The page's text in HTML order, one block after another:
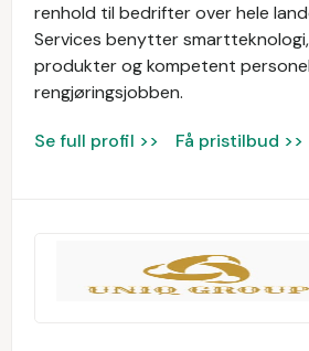
renhold til bedrifter over hele
Services benytter
produkter og kompetent
rengjøringsjobben.
Se full profil >> Få pristilbud >>